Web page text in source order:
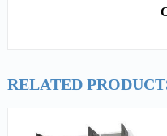
RELATED